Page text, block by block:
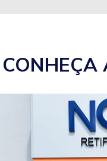
CONHEÇA